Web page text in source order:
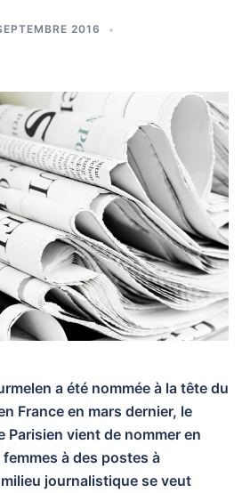
2016
a été nommée à la tête du
France en mars dernier, le
Parisien vient de nommer en
à des postes à
journalistique se veut